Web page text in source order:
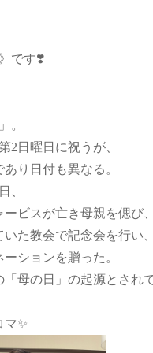
です❣️
。
2日曜日に祝うが、
り日付も異なる。
、
ビスが亡き母親を偲び、
た教会で記念会を行い、
ションを贈った。
母の日」の起源とされ
✨